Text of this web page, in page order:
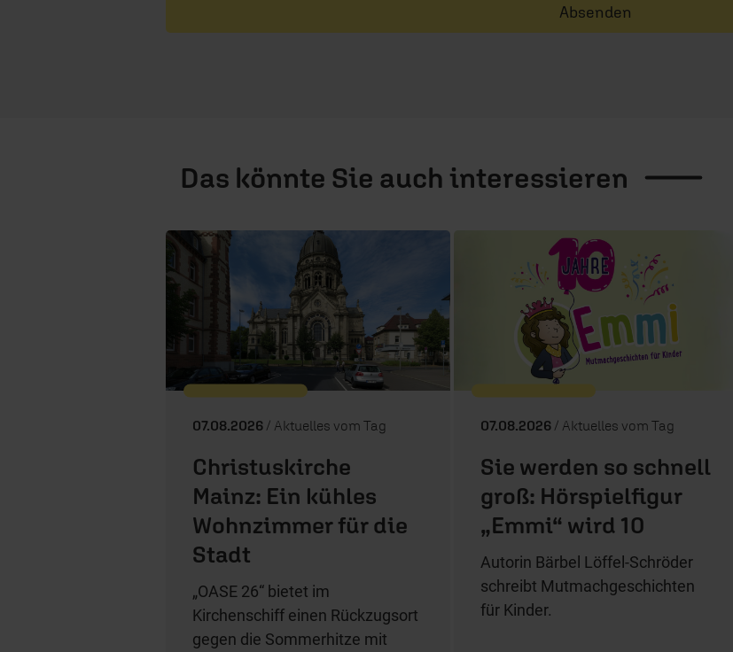
Absenden
Das könnte Sie auch interessieren
07.08.2026 / Aktuelles vom Tag
Christuskirche
Mainz: Ein kühles
Wohnzimmer für die
Stadt
„OASE 26“ bietet im
Kirchenschiff einen Rückzugsort
gegen die Sommerhitze mit
07.08.2026 / Aktuelles vom Tag
Sie werden so schnell
groß: Hörspielfigur
„Emmi“ wird 10
Autorin Bärbel Löffel-Schröder
schreibt Mutmachgeschichten
für Kinder.